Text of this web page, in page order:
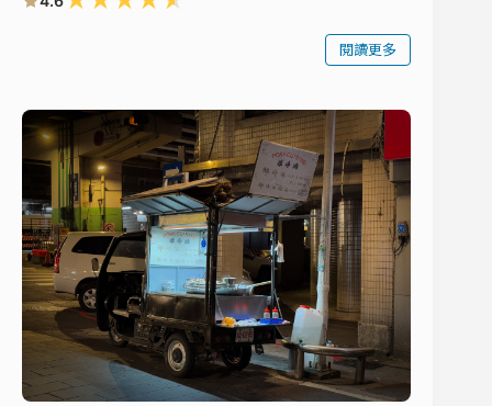
閱讀更多